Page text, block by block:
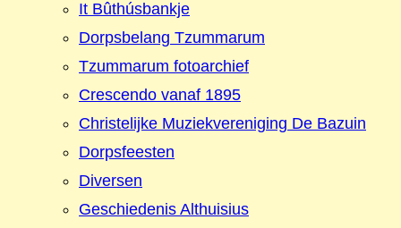
It Bûthúsbankje
Dorpsbelang Tzummarum
Tzummarum fotoarchief
Crescendo vanaf 1895
Christelijke Muziekvereniging De Bazuin
Dorpsfeesten
Diversen
Geschiedenis Althuisius